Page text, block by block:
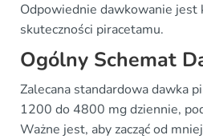
Odpowiednie dawkowanie jest
skuteczności piracetamu.
Ogólny Schemat
Zalecana standardowa dawka
1200 do 4800 mg dziennie,
Ważne jest, aby zacząć od